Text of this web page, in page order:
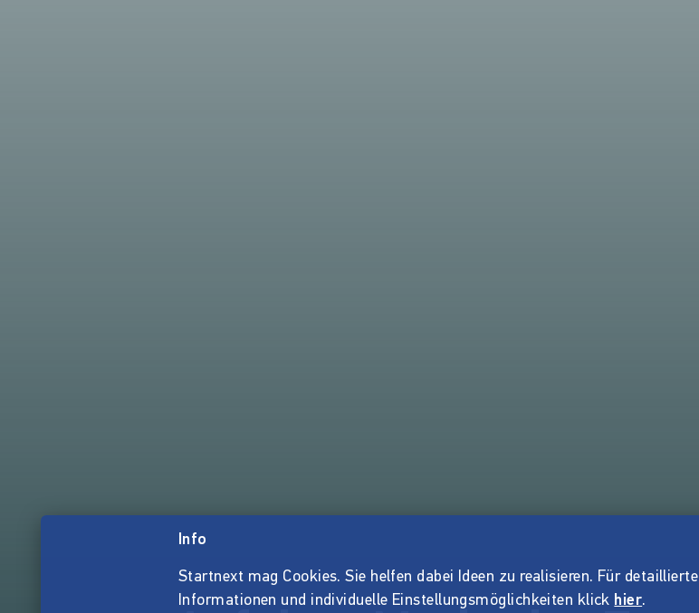
Info
Startnext mag Cookies. Sie helfen dabei Ideen zu realisieren. Für detaillierte
Informationen und individuelle Einstellungsmöglichkeiten klick hier.